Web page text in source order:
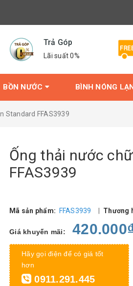
Trả Góp
Lãi suất 0%
BỒN NƯỚC BÌNH NÓNG
Standard FFAS3939
Ống thải nước
FFAS3939
Mã sản phẩm: FFAS3939 Thương
Giá khuyến mãi:
Hãy gọi điện để có giá tốt
hơn
0911.291.445